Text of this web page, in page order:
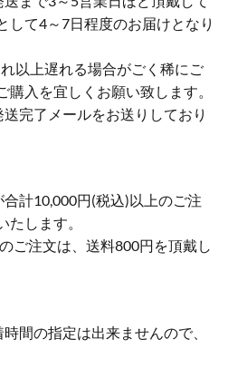
して4～7日程度のお届けとなり
以上遅れる場合がごく稀にご
購入を宜しくお願い致します。
完了メールをお送りしており
計10,000円(税込)以上のご注
します。
ご注文は、送料800円を頂戴し
間の指定は出来ませんので、